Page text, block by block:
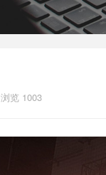
浏览 1003